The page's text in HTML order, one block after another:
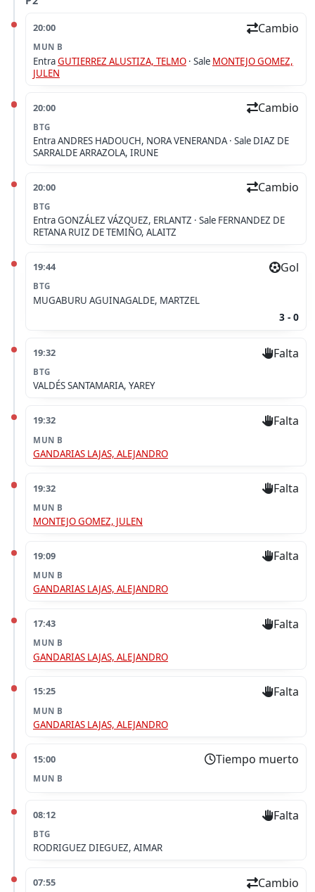
20:00 Cambio
MUN B
EntraGUTIERREZ ALUSTIZA, TELMO· Sale MONTEJO GOMEZ,
JULEN
20:00 Cambio
BTG
EntraANDRES HADOUCH, NORA VENERANDA · SaleDIAZ DE
SARRALDE ARRAZOLA, IRUNE
20:00 Cambio
BTG
EntraGONZÁLEZ VÁZQUEZ, ERLANTZ · SaleFERNANDEZ DE
RETANA RUIZ DE TEMIÑO, ALAITZ
19:44 Gol
BTG
MUGABURU AGUINAGALDE, MARTZEL
3 - 0
19:32 Falta
BTG
VALDÉS SANTAMARIA, YAREY
19:32 Falta
MUN B
GANDARIAS LAJAS, ALEJANDRO
19:32 Falta
MUN B
MONTEJO GOMEZ, JULEN
19:09 Falta
MUN B
GANDARIAS LAJAS, ALEJANDRO
17:43 Falta
MUN B
GANDARIAS LAJAS, ALEJANDRO
15:25 Falta
MUN B
GANDARIAS LAJAS, ALEJANDRO
15:00 Tiempo muerto
MUN B
08:12 Falta
BTG
RODRIGUEZ DIEGUEZ, AIMAR
07:55 Cambio